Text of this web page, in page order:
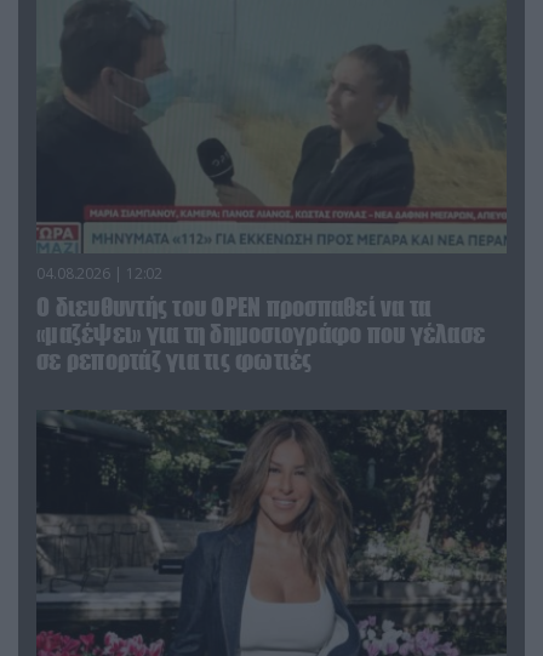
04.08.2026 | 12:02
O διευθυντής του OPEN προσπαθεί να τα
«μαζέψει» για τη δημοσιογράφο που γέλασε
σε ρεπορτάζ για τις φωτιές